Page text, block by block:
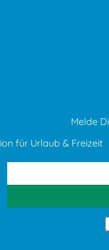
Melde
für Urlaub & Freizeit